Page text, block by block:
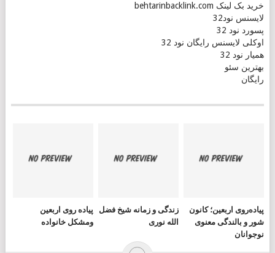
خرید بک لینک behtarinbacklink.com
لایسنس نود32
پسورد نود 32
اوکلی لایسنس رایگان نود 32
همیار نود 32
بهترین سئو
رایگان
پیاده‌روی اربعین؛ کانون
شور و بالندگی معنوی
نوجوانان
زندگی و زمانه شیخ فضل
الله نوری
پیاده روی اربعین
ومشکل خانواده